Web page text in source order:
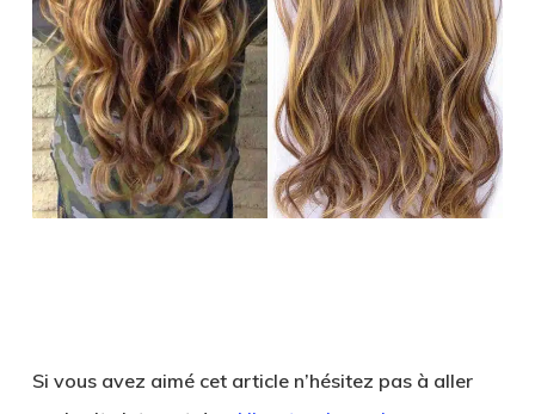
Si vous avez aimé cet article n’hésitez pas à aller